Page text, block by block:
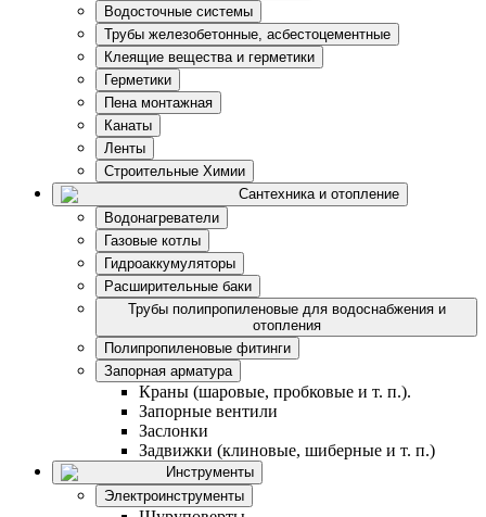
Водосточные системы
Трубы железобетонные, асбестоцементные
Клеящие вещества и герметики
Герметики
Пена монтажная
Канаты
Ленты
Строительные Химии
Сантехника и отопление
Водонагреватели
Газовые котлы
Гидроаккумуляторы
Расширительные баки
Трубы полипропиленовые для водоснабжения и
отопления
Полипропиленовые фитинги
Запорная арматура
Краны (шаровые, пробковые и т. п.).
Запорные вентили
Заслонки
Задвижки (клиновые, шиберные и т. п.)
Инструменты
Электроинструменты